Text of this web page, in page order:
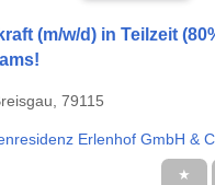
(m/w/d) in Teilzeit
79115
Erlenhof GmbH &
★